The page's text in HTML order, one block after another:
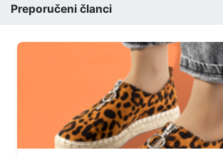
Preporučeni članci